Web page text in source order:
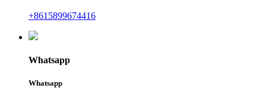
+8615899674416
Whatsapp
Whatsapp